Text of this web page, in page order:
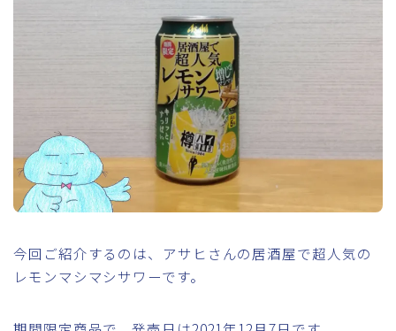
今回ご紹介するのは、アサヒさんの居酒屋で超人気の
レモンマシマシサワーです。